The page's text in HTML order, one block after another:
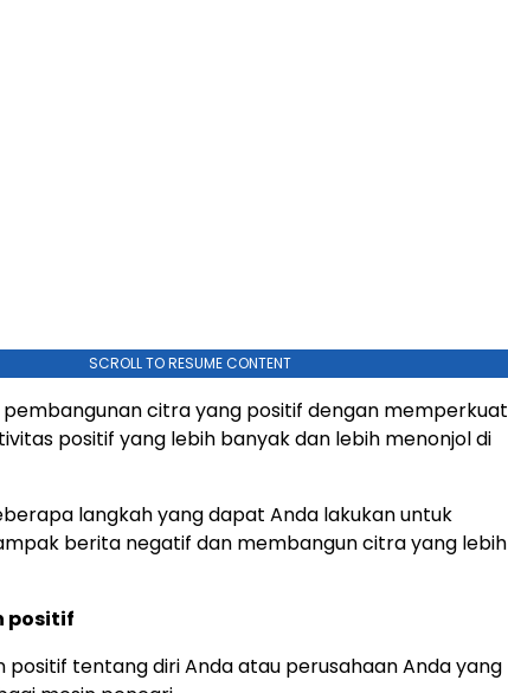
SCROLL TO RESUME CONTENT
pembangunan citra yang positif dengan memperkuat
positif yang lebih banyak dan lebih menonjol di
langkah yang dapat Anda lakukan untuk
berita negatif dan membangun citra yang lebih
positif
positif tentang diri Anda atau perusahaan Anda yang